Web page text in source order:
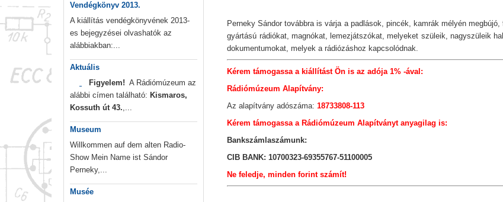
Vendégkönyv 2013.
A kiállítás vendégkönyvének 2013-
es bejegyzései olvashatók az
alábbiakban:...
Aktuális
Figyelem! A Rádiómúzeum az
alábbi címen található: Kismaros,
Kossuth út 43.,...
Museum
Willkommen auf dem alten Radio-
Show Mein Name ist Sándor
Perneky,...
Musée
Perneky Sándor továbbra is várja a padlások, pincék, kamrák mélyén megbújó,
gyártású rádiókat, magnókat, lemezjátszókat, melyeket szüleik, nagyszüleik
dokumentumokat, melyek a rádiózáshoz kapcsolódnak.
Kérem támogassa a kiállítást Ön is az adója 1% -ával:
Rádiómúzeum Alapítvány:
Az alapítvány adószáma:18733808-113
Kérem támogassa a Rádiómúzeum Alapítványt anyagilag is:
Bankszámlaszámunk:
CIB BANK: 10700323-69355767-51100005
Ne feledje, minden forint számít!